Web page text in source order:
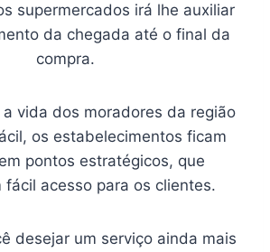
supermercados irá lhe auxiliar
da chegada até o final da
compra.
a vida dos moradores da região
os estabelecimentos ficam
pontos estratégicos, que
fácil acesso para os clientes.
desejar um serviço ainda mais